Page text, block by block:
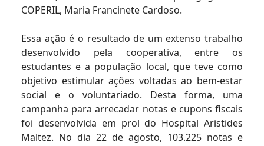
COPERIL, Maria Francinete Cardoso.
Essa ação é o resultado de um extenso trabalho
desenvolvido pela cooperativa, entre os
estudantes e a população local, que teve como
objetivo estimular ações voltadas ao bem-estar
social e o voluntariado. Desta forma, uma
campanha para arrecadar notas e cupons fiscais
foi desenvolvida em prol do Hospital Aristides
Maltez. No dia 22 de agosto, 103.225 notas e